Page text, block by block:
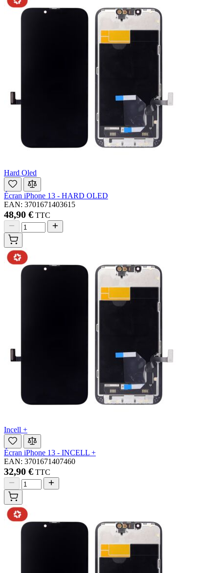
Hard Oled
Écran iPhone 13 - HARD OLED
EAN: 3701671403615
48,90 € TTC
Incell +
Écran iPhone 13 - INCELL +
EAN: 3701671407460
32,90 € TTC